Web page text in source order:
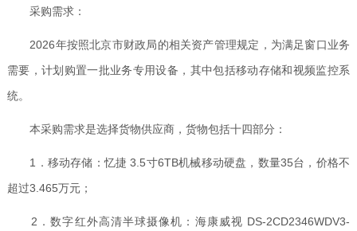
采购需求：
2026年按照北京市财政局的相关资产管理规定，为满足窗口业务
需要，计划购置一批业务专用设备，其中包括移动存储和视频监控系
统。
本采购需求是选择货物供应商，货物包括十四部分：
1．移动存储：忆捷 3.5寸6TB机械移动硬盘，数量35台，价格不
超过3.465万元；
2．数字红外高清半球摄像机：海康威视 DS-2CD2346WDV3-